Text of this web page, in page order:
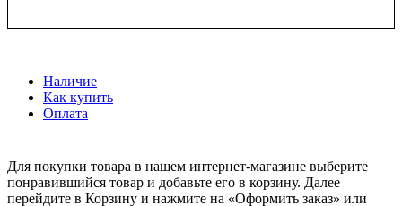
Наличие
Как купить
Оплата
Для покупки товара в нашем интернет-магазине выберите
понравившийся товар и добавьте его в корзину. Далее
перейдите в Корзину и нажмите на «Оформить заказ» или